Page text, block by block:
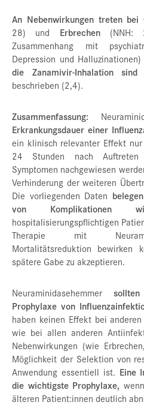
An Nebenwirkungen treten
28) und Erbrechen
Zusammenhang mit
Depression und
die Zanamivir-Inhalation sind
beschrieben (2,4).
Zusammenfassung:
Erkrankungsdauer einer
ein klinisch relevanter Effekt
24 Stunden nach Auftreten
Symptomen nachgewiesen
Verhinderung der weiteren
Die vorliegenden Daten
von Komplikationen
hospitalisierungspflichtigen
Therapie mit
Mortalitätsreduktion
spätere Gabe zu akzeptieren.
Neuraminidasehemmer
Prophylaxe von
haben keinen Effekt bei
wie bei allen anderen
Nebenwirkungen (wie
Möglichkeit der Selektion von
Anwendung essentiell ist. Eine
die wichtigste Prophylaxe,
älteren Patient:innen deutlich